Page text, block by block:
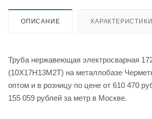
ОПИСАНИЕ ХАРАКТЕРИСТИКИ
Труба нержавеющая электросварная
(10Х17Н13М2Т) на металлобазе
оптом и в розницу по цене от 610 470
155 059 рублей за метр в Москве.